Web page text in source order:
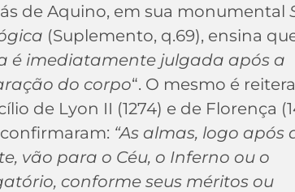
de Aquino, em sua monumental
(Suplemento, q.69), ensina
é imediatamente julgada após a
do corpo“. O mesmo é
de Lyon II (1274) e de Florença
“As almas, logo após
vão para o Céu, o Inferno ou o
conforme seus méritos ou